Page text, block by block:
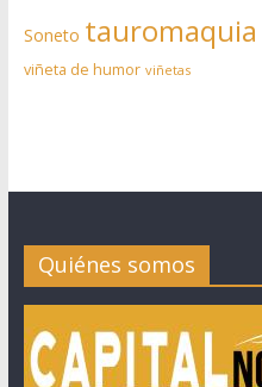
Soneto tauromaquia
viñeta de humor viñetas
Quiénes somos